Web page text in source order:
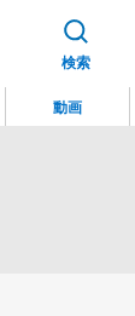
検索
動画